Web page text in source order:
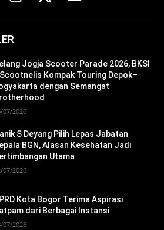
Jogja Scooter Parade 2026, BKSI
Kompak Touring Depok–
dengan Semangat
07/2026
S Deyang Pilih Lepas Jabatan
BGN, Alasan Kesehatan Jadi
Utama
07/2026
Kota Bogor Terima Aspirasi
dari Berbagai Instansi
07/2026